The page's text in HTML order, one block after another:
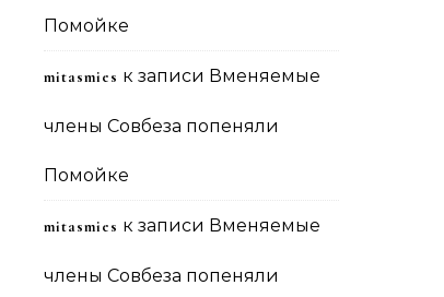
Помойке
mitasmies к записи Вменяемые
члены Совбеза попеняли
Помойке
mitasmies к записи Вменяемые
члены Совбеза попеняли